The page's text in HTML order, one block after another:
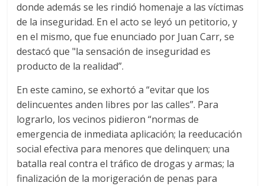
donde además se les rindió homenaje a las víctimas
de la inseguridad. En el acto se leyó un petitorio, y
en el mismo, que fue enunciado por Juan Carr, se
destacó que "la sensación de inseguridad es
producto de la realidad”.
En este camino, se exhortó a “evitar que los
delincuentes anden libres por las calles”. Para
lograrlo, los vecinos pidieron “normas de
emergencia de inmediata aplicación; la reeducación
social efectiva para menores que delinquen; una
batalla real contra el tráfico de drogas y armas; la
finalización de la morigeración de penas para